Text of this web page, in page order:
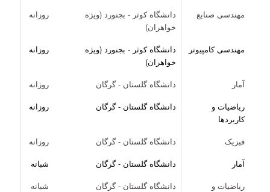
مهندسی صنایع
دانشگاه کوثر - بجنورد (ویژه
خواهران)
روزانه
مهندسی کامپیوتر
دانشگاه کوثر - بجنورد (ویژه
خواهران)
روزانه
آمار دانشگاه گلستان - گرگان
روزانه
ریاضیات و
کاربردها
دانشگاه گلستان - گرگان روزانه
فیزیک دانشگاه گلستان - گرگان
روزانه
آمار
دانشگاه گلستان - گرگان
شبانه
ریاضیات و
دانشگاه گلستان - گرگان شبانه